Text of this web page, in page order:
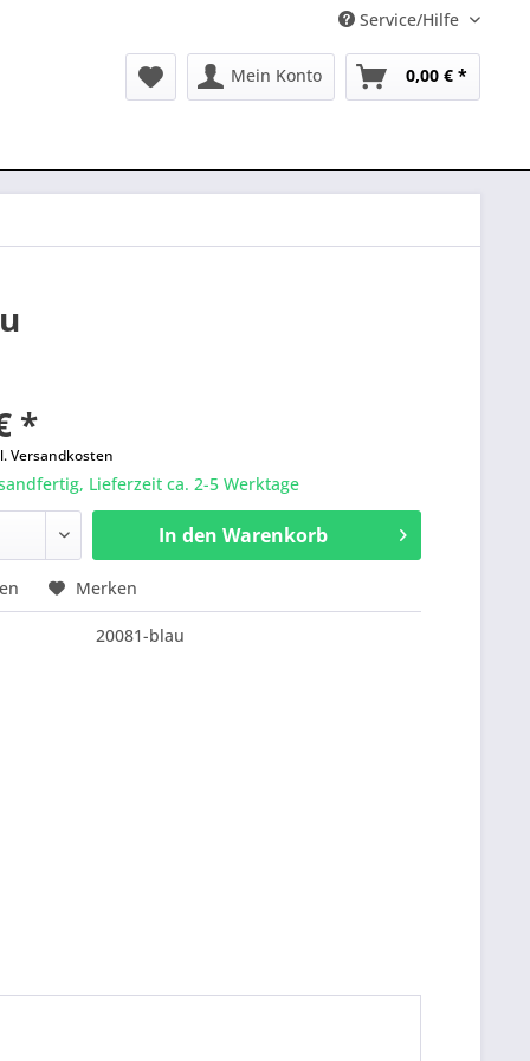
Service/Hilfe
Mein Konto 0,00 € *
*
Versandkosten
Lieferzeit ca. 2-5 Werktage
In den Warenkorb
Merken
20081-blau